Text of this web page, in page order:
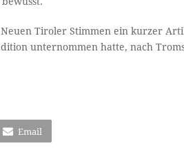
Tiroler Stimmen ein kurzer
unternommen hatte, nach
Email